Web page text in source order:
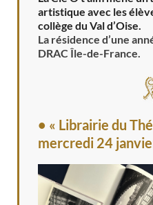
artistique avec les
collège du Val d’Oise.
La résidence d’une
DRAC Île-de-France.
• « Librairie du
mercredi 24